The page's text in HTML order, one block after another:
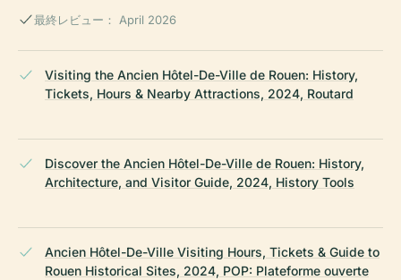
最終レビュー： April 2026
Visiting the Ancien Hôtel-De-Ville de Rouen: History,
Tickets, Hours & Nearby Attractions, 2024, Routard
Discover the Ancien Hôtel-De-Ville de Rouen: History,
Architecture, and Visitor Guide, 2024, History Tools
Ancien Hôtel-De-Ville Visiting Hours, Tickets & Guide to
Rouen Historical Sites, 2024, POP: Plateforme ouverte